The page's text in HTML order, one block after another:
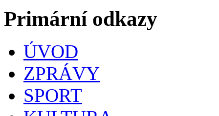
Primární odkazy
ÚVOD
ZPRÁVY
SPORT